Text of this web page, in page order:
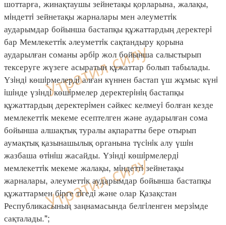
шоттарға, жинақтаушы зейнетақы қорларына, жалақы,
мiндеттi зейнетақы жарналары мен әлеуметтiк
аударымдар бойынша бастапқы құжаттардың деректерi
бар Мемлекеттiк әлеуметтiк сақтандыру қорына
аударылған соманы әрбiр жол бойынша салыстырып
тексеруге жүзеге асыратын құжаттар болып табылады.
Үзiндi көшiрмелердi алған күннен бастап үш жұмыс күнi
iшiнде үзiндi көшiрмелер деректерiнiң бастапқы
құжаттардың деректерiмен сәйкес келмеуi болған кезде
мемлекеттiк мекеме есептелген және аударылған сома
бойынша алшақтық туралы ақпаратты бере отырып
аумақтық қазынашылық органына түсiнiк алу үшiн
жазбаша өтiнiш жасайды. Үзiндi көшiрмелердi
мемлекеттiк мекеме жалақы, мiндеттi зейнетақы
жарналары, әлеуметтiк аударымдар бойынша бастапқы
құжаттармен бiрге тiгедi және олар Қазақстан
Республикасының заңнамасында белгiленген мерзiмде
сақталады.";